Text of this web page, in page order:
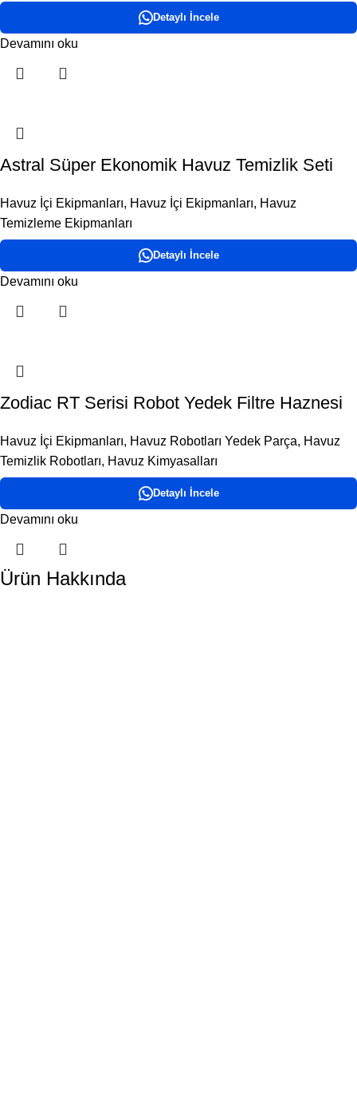
Detaylı İncele
Devamını oku
Astral Süper Ekonomik Havuz Temizlik Seti
Havuz İçi Ekipmanları, Havuz İçi Ekipmanları, Havuz
Temizleme Ekipmanları
Detaylı İncele
Devamını oku
Zodiac RT Serisi Robot Yedek Filtre Haznesi
Havuz İçi Ekipmanları, Havuz Robotları Yedek Parça, Havuz
Temizlik Robotları, Havuz Kimyasalları
Detaylı İncele
Devamını oku
Ürün Hakkında